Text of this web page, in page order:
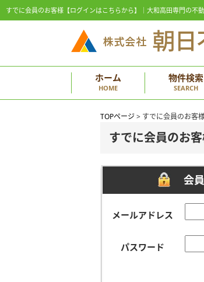
すでに会員のお客様【ログインはこちらから】｜大和高田専門の不
ホーム
HOME
物件検索
SEARCH
TOPページ > すでに会員のお客
すでに会員のお
会
メールアドレス
パスワード